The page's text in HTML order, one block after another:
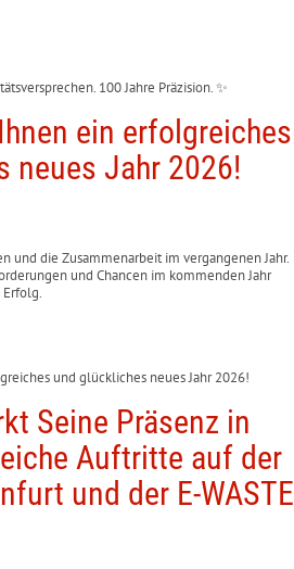
ein erfolgreiches
neues Jahr 2026!
und die Zusammenarbeit im vergangenen Jahr.
und Chancen im kommenden Jahr
Seine Präsenz in
Auftritte auf der
und der E-WASTE